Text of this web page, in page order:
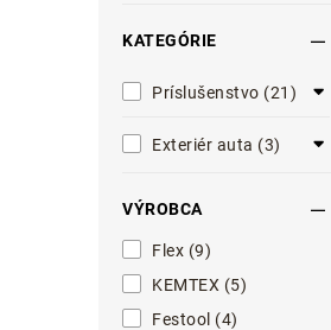
KATEGÓRIE
Príslušenstvo (21)
Exteriér auta (3)
VÝROBCA
Flex (9)
KEMTEX (5)
Festool (4)